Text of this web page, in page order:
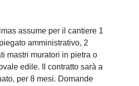
assume per il cantiere 1
amministrativo, 2
mastri muratori in pietra o
edile. Il contratto sarà a
per 8 mesi. Domande